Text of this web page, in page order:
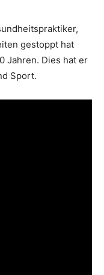
gestoppt hat
Jahren. Dies hat er
Sport.